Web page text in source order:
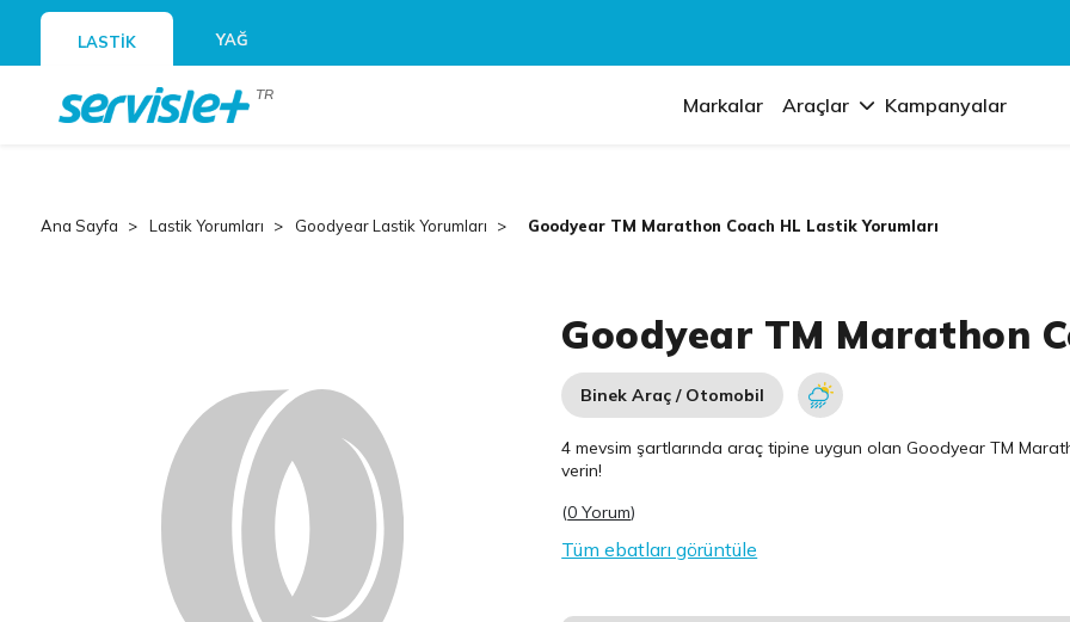
LASTİK YAĞ
TR Markalar Araçlar Kampanyalar
Ana Sayfa Lastik Yorumları Goodyear Lastik Yorumları Goodyear TM Marathon Coach HL Lastik Yorumları
Goodyear TM Marathon
Binek Araç / Otomobil
4 mevsim şartlarında araç tipine uygun olanGoodyear TM
verin!
(0 Yorum)
Tüm ebatları görüntüle